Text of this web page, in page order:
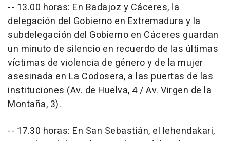
-- 13.00 horas: En Badajoz y Cáceres, la
delegación del Gobierno en Extremadura y la
subdelegación del Gobierno en Cáceres guardan
un minuto de silencio en recuerdo de las últimas
víctimas de violencia de género y de la mujer
asesinada en La Codosera, a las puertas de las
instituciones (Av. de Huelva, 4 / Av. Virgen de la
Montaña, 3).
-- 17.30 horas: En San Sebastián, el lehendakari,